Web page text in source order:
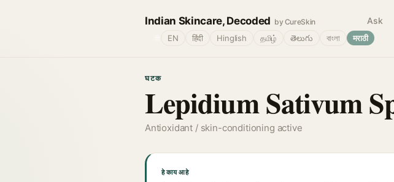
Indian Skincare, Decoded by CureSkin Ask
EN हिंदी Hinglish தமிழ் తెలుగు বাংলা मराठी
घटक
Lepidium Sativum
Antioxidant / skin-conditioning active
हे काय आहे